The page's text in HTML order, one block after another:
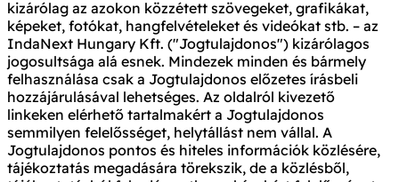
kizárólag az azokon közzétett szövegeket, grafikákat,
képeket, fotókat, hangfelvételeket és videókat stb. – az
IndaNext Hungary Kft. ("Jogtulajdonos") kizárólagos
jogosultsága alá esnek. Mindezek minden és bármely
felhasználása csak a Jogtulajdonos előzetes írásbeli
hozzájárulásával lehetséges. Az oldalról kivezető
linkeken elérhető tartalmakért a Jogtulajdonos
semmilyen felelősséget, helytállást nem vállal. A
Jogtulajdonos pontos és hiteles információk közlésére,
tájékoztatás megadására törekszik, de a közlésből,